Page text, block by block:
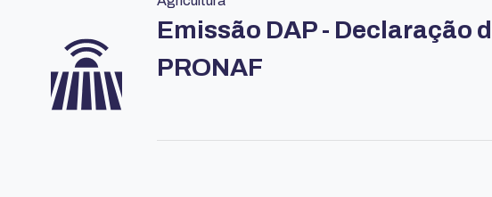
Emissão DAP - Declaração
PRONAF